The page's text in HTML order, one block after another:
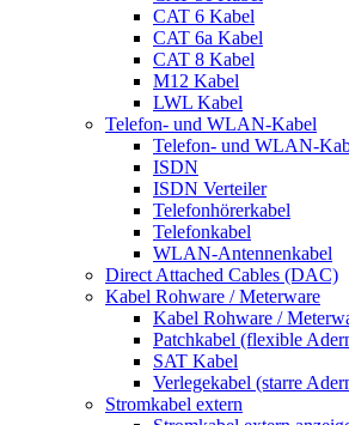
CAT 6 Kabel
CAT 6a Kabel
CAT 8 Kabel
M12 Kabel
LWL Kabel
Telefon- und WLAN-Kabel
Telefon- und WLAN-
ISDN
ISDN Verteiler
Telefonhörerkabel
Telefonkabel
WLAN-Antennenkabel
Direct Attached Cables (DAC)
Kabel Rohware / Meterware
Kabel Rohware /
Patchkabel (flexible
SAT Kabel
Verlegekabel (starre
Stromkabel extern